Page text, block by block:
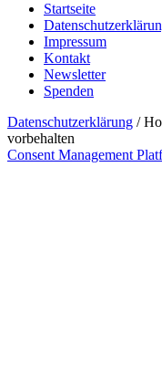
Startseite
Impressum
Kontakt
Newsletter
Spenden
Datenschutzerklärung /
vorbehalten
Consent Management